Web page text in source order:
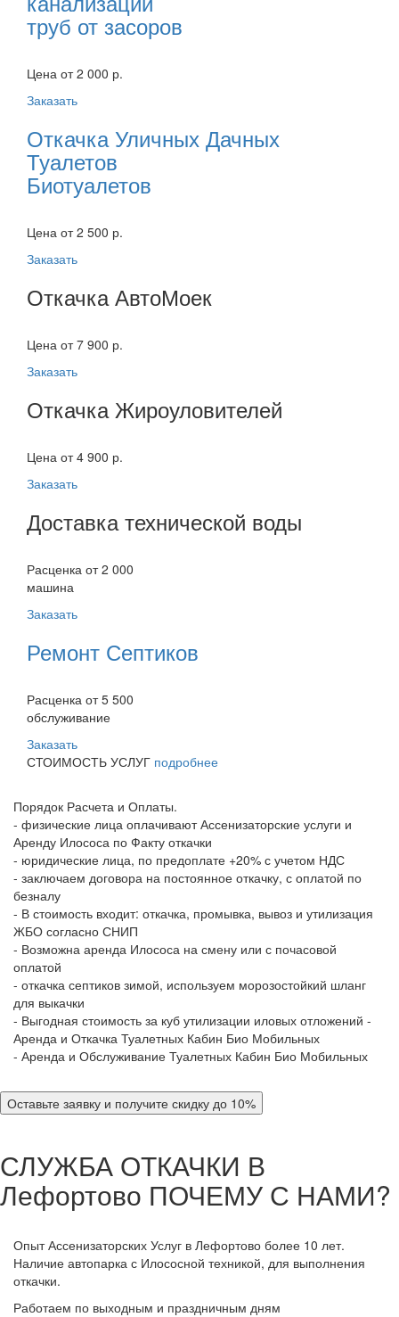
труб от засоров
Цена от 2 000 р.
Заказать
Откачка Уличных Дачных
Туалетов
Биотуалетов
Цена от 2 500 р.
Заказать
Откачка АвтоМоек
Цена от 7 900 р.
Заказать
Откачка Жироуловителей
Цена от 4 900 р.
Заказать
Доставка технической воды
Расценка от 2 000
машина
Заказать
Ремонт Септиков
Расценка от 5 500
обслуживание
Заказать
СТОИМОСТЬ УСЛУГ подробнее
Порядок Расчета и Оплаты.
- физические лица оплачивают Ассенизаторские услуги и
Аренду Илососа по Факту откачки
- юридические лица, по предоплате +20% с учетом НДС
- заключаем договора на постоянное откачку, с оплатой по
безналу
- В стоимость входит: откачка, промывка, вывоз и утилизация
ЖБО согласно СНИП
- Возможна аренда Илососа на смену или с почасовой
оплатой
- откачка септиков зимой, используем морозостойкий шланг
для выкачки
- Выгодная стоимость за куб утилизации иловых отложений -
Аренда и Откачка Туалетных Кабин Био Мобильных
- Аренда и Обслуживание Туалетных Кабин Био Мобильных
Оставьте заявку и получите скидку до 10%
СЛУЖБА ОТКАЧКИ В
Лефортово ПОЧЕМУ С НАМИ?
Опыт Ассенизаторских Услуг в Лефортово более 10 лет.
Наличие автопарка с Илососной техникой, для выполнения
откачки.
Работаем по выходным и праздничным дням